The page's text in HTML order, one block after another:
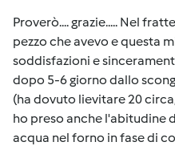
Proverò.... grazie..... Nel
pezzo che avevo e questa
soddisfazioni e
dopo 5-6 giorno dallo
(ha dovuto lievitare 20
ho preso anche l'abitudine
acqua nel forno in fase di